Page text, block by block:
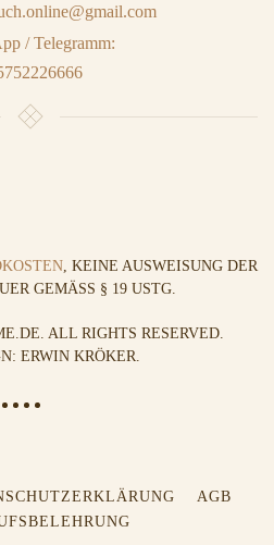
/ Telegramm:
, KEINE AUSWEISUNG DER
GEMÄSS § 19 USTG.
ALL RIGHTS RESERVED.
ERWIN KRÖKER.
AGB